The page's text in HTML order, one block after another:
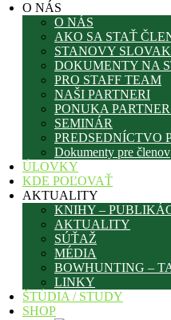
O NÁS
O NÁS
AKO SA STAŤ
STANOVY
DOKUMENTY NA
PRO STAFF TEAM
NAŠI PARTNERI
PONUKA
SEMINÁR
PREDSEDNÍCTVO
Dokumenty pre členov
ÚLOVKY
KDE POĽOVAŤ
AKTUALITY
KNIHY –
AKTUALITY
SÚŤAŽ
MÉDIA
BOWHUNTING –
LINKY
ŠTÚDIA / STUDY
SHOP